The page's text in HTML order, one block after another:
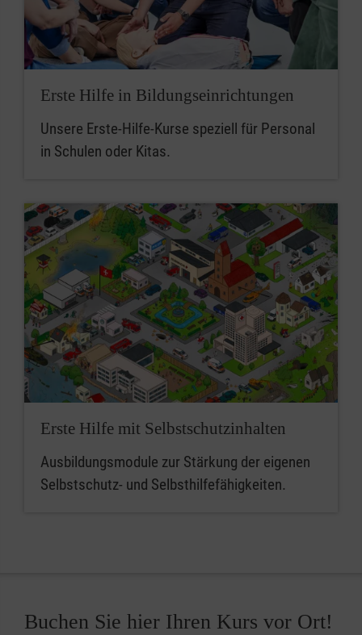
Erste Hilfe in Bildungseinrichtungen
Unsere Erste-Hilfe-Kurse speziell für Personal
in Schulen oder Kitas.
Erste Hilfe mit Selbstschutzinhalten
Ausbildungsmodule zur Stärkung der eigenen
Selbstschutz- und Selbsthilfefähigkeiten.
Buchen Sie hier Ihren Kurs vor Ort!